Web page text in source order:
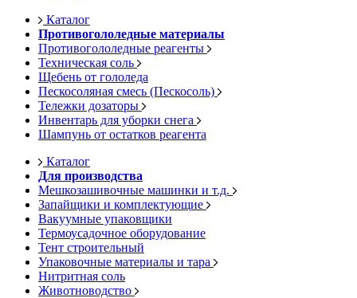
Каталог
Противогололедные материалы
Противогололедные реагенты
Техническая соль
Щебень от гололеда
Пескосоляная смесь (Пескосоль)
Тележки дозаторы
Инвентарь для уборки снега
Шампунь от остатков реагента
Каталог
Для производства
Мешкозашивочные машинки и т.д.
Запайщики и комплектующие
Вакуумные упаковщики
Термоусадочное оборудование
Тент строительный
Упаковочные материалы и тара
Нитритная соль
Животноводство